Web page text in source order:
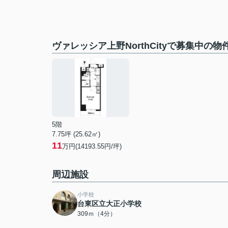
ヴァレッシア上野NorthCityで募集中の物
5階
7.75坪 (25.62㎡)
11万円(14193.55円/坪)
周辺施設
小学校
台東区立大正小学校
309ｍ（4分）